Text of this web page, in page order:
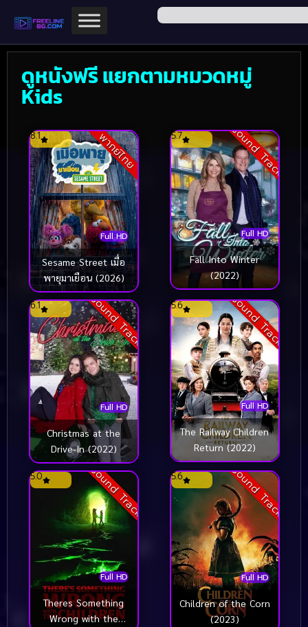
ดูหนังฟรี แยกตามหมวดหมู่
Kids
พากย์ไทย
Full HD
8.1
Sesame Street เมื่อ
พายุมาเยือน (2026)
Sound Track
Full HD
5.7
Fall Into Winter
(2022)
Sound Track
Full HD
6.1
Christmas at the
Drive-In (2022)
Sound Track
Full HD
5.6
The Railway Children
Return (2022)
Sound Track
Full HD
5.0
Theres Something
Wrong with the
Sound Track
Full HD
5.6
Children of the Corn
(2023)